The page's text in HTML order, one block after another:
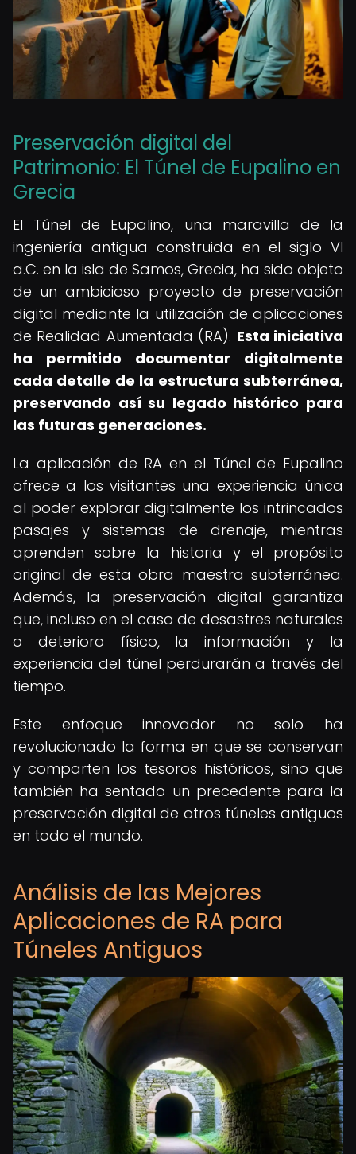
Preservación digital del
Patrimonio: El Túnel de Eupalino en
Grecia
El Túnel de Eupalino, una maravilla de la
ingeniería antigua construida en el siglo VI
a.C. en la isla de Samos, Grecia, ha sido objeto
de un ambicioso proyecto de preservación
digital mediante la utilización de aplicaciones
de Realidad Aumentada (RA). Esta iniciativa
ha permitido documentar digitalmente
cada detalle de la estructura subterránea,
preservando así su legado histórico para
las futuras generaciones.
La aplicación de RA en el Túnel de Eupalino
ofrece a los visitantes una experiencia única
al poder explorar digitalmente los intrincados
pasajes y sistemas de drenaje, mientras
aprenden sobre la historia y el propósito
original de esta obra maestra subterránea.
Además, la preservación digital garantiza
que, incluso en el caso de desastres naturales
o deterioro físico, la información y la
experiencia del túnel perdurarán a través del
tiempo.
Este enfoque innovador no solo ha
revolucionado la forma en que se conservan
y comparten los tesoros históricos, sino que
también ha sentado un precedente para la
preservación digital de otros túneles antiguos
en todo el mundo.
Análisis de las Mejores
Aplicaciones de RA para
Túneles Antiguos